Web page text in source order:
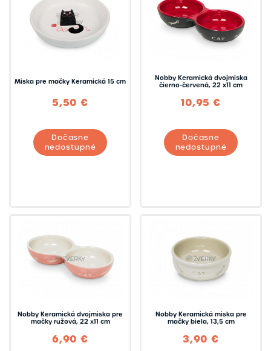
Miska pre mačky Keramická 15 cm
5,50 €
Dočasne
nedostupné
Nobby Keramická dvojmiska
čierno-červená, 22 x11 cm
10,95 €
Dočasne
nedostupné
Nobby Keramická dvojmiska pre
mačky ružová, 22 x11 cm
6,90 €
Nobby Keramická miska pre
mačky biela, 13,5 cm
3,90 €